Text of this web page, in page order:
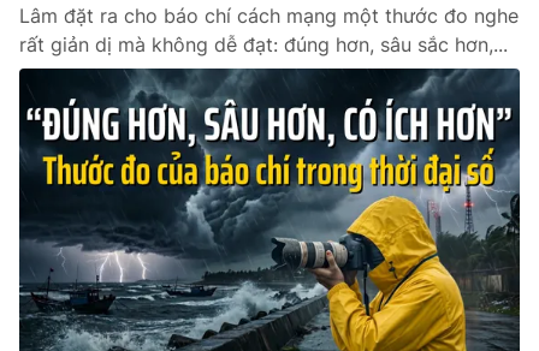
Liên hệ tòa soạn English
THỜI BÁO VTV
Theo dõi báo trên
Cơ quan chủ quản:Đài Truyền hình Việt Nam
Cơ quan báo chí:Thời báo VTV
Lâm đặt ra cho báo chí cách mạng một thước đo nghe
rất giản dị mà không dễ đạt: đúng hơn, sâu sắc hơn,...